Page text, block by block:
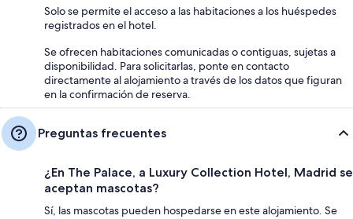
Solo se permite el acceso a las habitaciones a los huéspedes
registrados en el hotel.
Se ofrecen habitaciones comunicadas o contiguas, sujetas a
disponibilidad. Para solicitarlas, ponte en contacto
directamente al alojamiento a través de los datos que figuran
en la confirmación de reserva.
Preguntas frecuentes
¿En The Palace, a Luxury Collection Hotel, Madrid se
aceptan mascotas?
Sí, las mascotas pueden hospedarse en este alojamiento. Se